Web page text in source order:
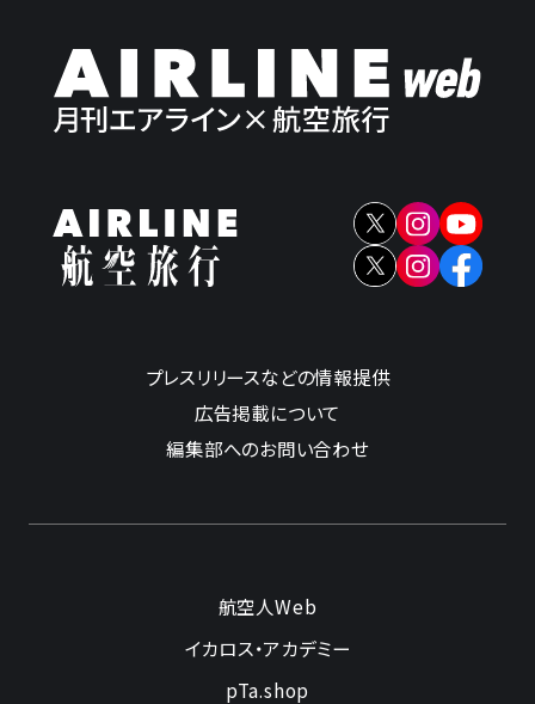
プレスリリースなどの情報提供
広告掲載について
編集部へのお問い合わせ
航空人Web
イカロス・アカデミー
pTa.shop